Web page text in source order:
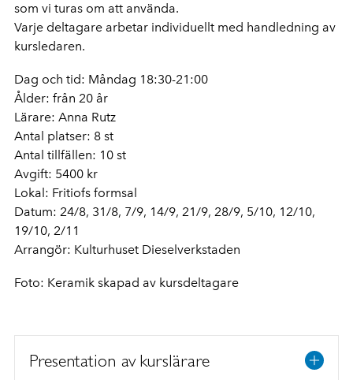
som vi turas om att använda.
Varje deltagare arbetar individuellt med handledning av
kursledaren.
Dag och tid: Måndag 18:30-21:00
Ålder: från 20 år
Lärare: Anna Rutz
Antal platser: 8 st
Antal tillfällen: 10 st
Avgift: 5400 kr
Lokal: Fritiofs formsal
Datum: 24/8, 31/8, 7/9, 14/9, 21/9, 28/9, 5/10, 12/10,
19/10, 2/11
Arrangör: Kulturhuset Dieselverkstaden
Foto: Keramik skapad av kursdeltagare
Presentation av kurslärare